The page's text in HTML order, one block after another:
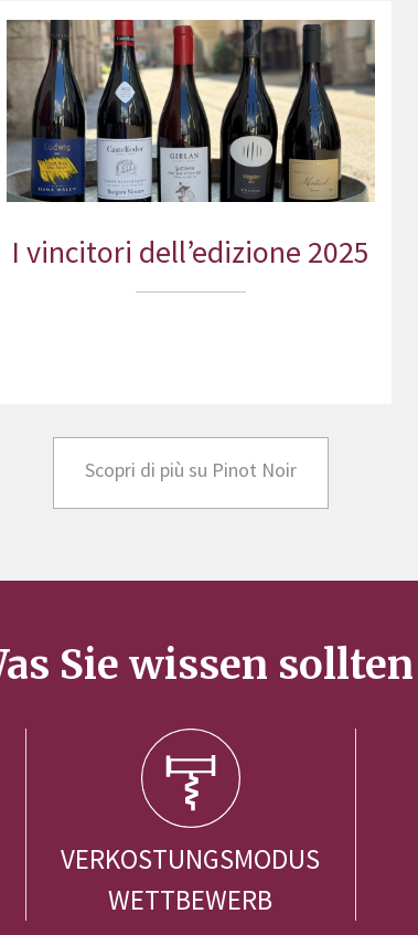
I vincitori dell’edizione 2025
Scopri di più su Pinot Noir
Sie wissen sollten
VERKOSTUNGSMODUS
WETTBEWERB